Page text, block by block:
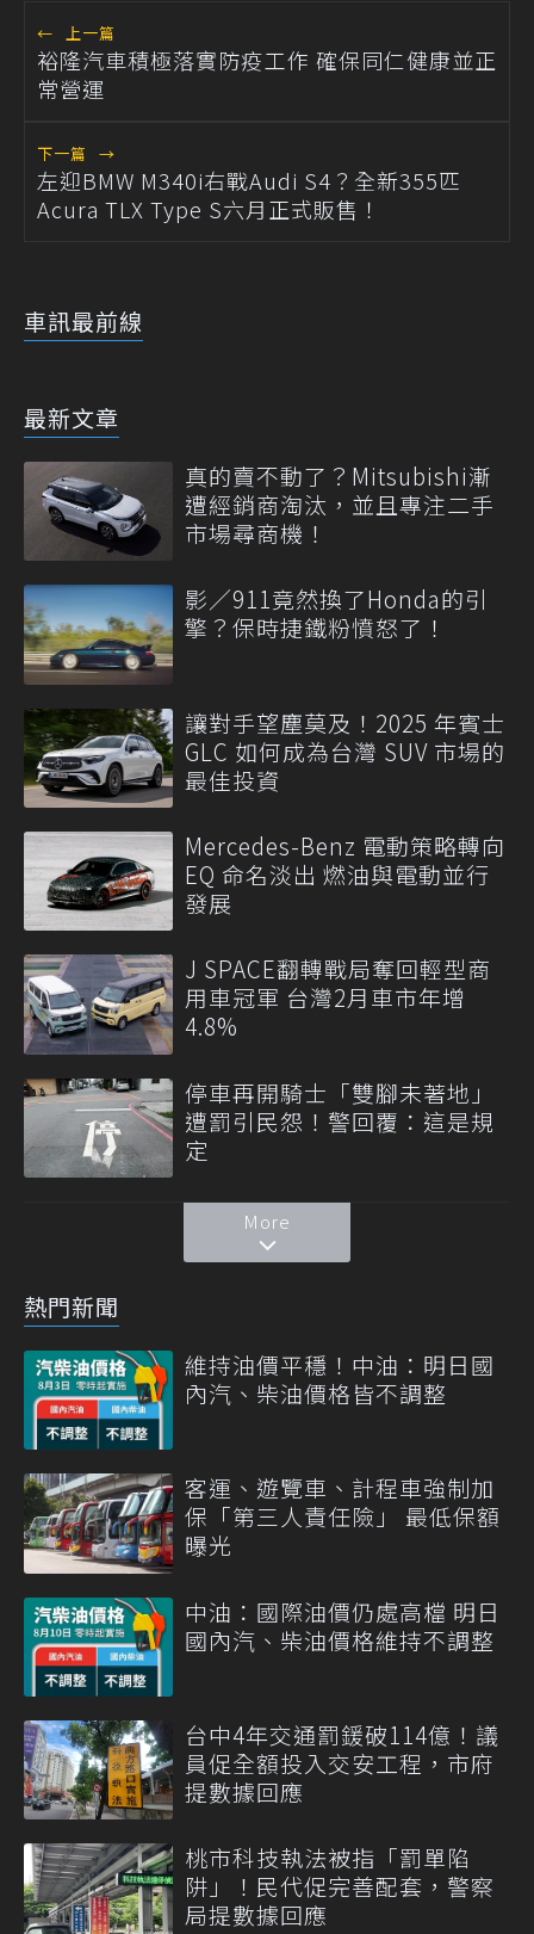
← 上一篇
裕隆汽車積極落實防疫工作 確保同仁健康並正
常營運
下一篇 →
左迎BMW M340i右戰Audi S4？全新355匹
Acura TLX Type S六月正式販售！
車訊最前線
最新文章
真的賣不動了？Mitsubishi漸
遭經銷商淘汰，並且專注二手
市場尋商機！
影／911竟然換了Honda的引
擎？保時捷鐵粉憤怒了！
讓對手望塵莫及！2025 年賓士
GLC 如何成為台灣 SUV 市場的
最佳投資
Mercedes-Benz 電動策略轉向
EQ 命名淡出 燃油與電動並行
發展
J SPACE翻轉戰局奪回輕型商
用車冠軍 台灣2月車市年增
4.8%
停車再開騎士「雙腳未著地」
遭罰引民怨！警回覆：這是規
定
More
熱門新聞
維持油價平穩！中油：明日國
內汽、柴油價格皆不調整
客運、遊覽車、計程車強制加
保「第三人責任險」 最低保額
曝光
中油：國際油價仍處高檔 明日
國內汽、柴油價格維持不調整
台中4年交通罰鍰破114億！議
員促全額投入交安工程，市府
提數據回應
桃市科技執法被指「罰單陷
阱」！民代促完善配套，警察
局提數據回應